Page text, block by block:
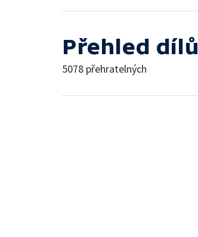
Přehled dílů
5078 přehratelných